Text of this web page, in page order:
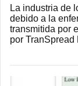
La industria de
debido a la
transmitida por
por